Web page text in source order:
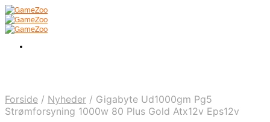
Forside / Nyheder / Gigabyte Ud1000gm Pg5
Strømforsyning 1000w 80 Plus Gold Atx12v Eps12v